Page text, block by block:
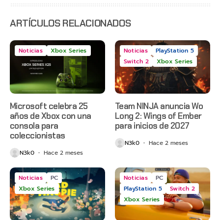
ARTÍCULOS RELACIONADOS
Noticias Xbox Series
Microsoft celebra 25
años de Xbox con una
consola para
coleccionistas
N3k0 Hace 2 meses
Noticias
PlayStation 5
Switch 2
Xbox Series
Team NINJA anuncia Wo
Long 2: Wings of Ember
para inicios de 2027
N3k0 Hace 2 meses
Noticias
PC
Xbox Series
Noticias
PC
PlayStation 5
Switch 2
Xbox Series